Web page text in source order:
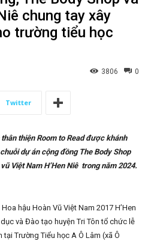
chung tay xây
trường tiểu học
0
3806
Twitter
thiện Room to Read được khánh
dự án cộng đồng The Body Shop
Việt Nam H’Hen Niê trong năm 2024.
hậu Hoàn Vũ Việt Nam 2017 H’Hen
và Đào tạo huyện Tri Tôn tổ chức lễ
Trường Tiểu học A Ô Lâm (xã Ô